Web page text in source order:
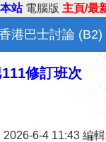
站 電腦版 主頁/最
港巴士討論 (B2)
修訂班次
6-4 11:43 編輯